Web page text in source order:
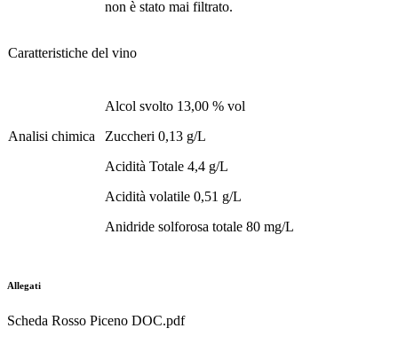
non è stato mai filtrato.
Caratteristiche del vino
Analisi chimica
Alcol svolto 13,00 % vol
Zuccheri 0,13 g/L
Acidità Totale 4,4 g/L
Acidità volatile 0,51 g/L
Anidride solforosa totale 80 mg/L
Allegati
Scheda Rosso Piceno DOC.pdf